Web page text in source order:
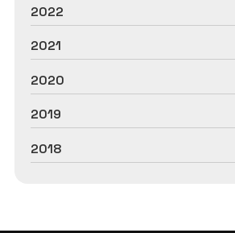
2022
2021
2020
2019
2018